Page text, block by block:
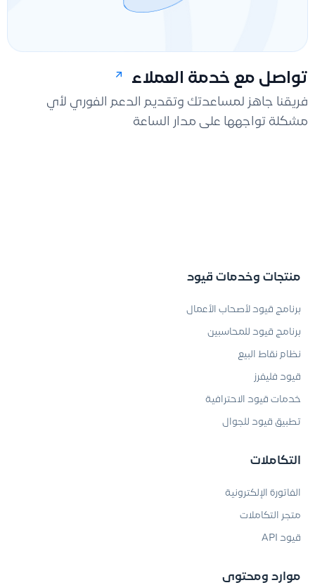
تواصل مع خدمة العملاء
فريقنا جاهز لمساعدتك وتقديم الدعم الفوري لأي
مشكلة تواجهها على مدار الساعة
منتجات وخدمات قيود
برنامج قيود لأصحاب الأعمال
برنامج قيود للمحاسبين
نظام نقاط البيع
قيود فليفرز
خدمات قيود الاحترافية
تطبيق قيود للجوال
التكاملات
الفاتورة الإلكترونية
متجر التكاملات
قيود API
موارد ومحتوى